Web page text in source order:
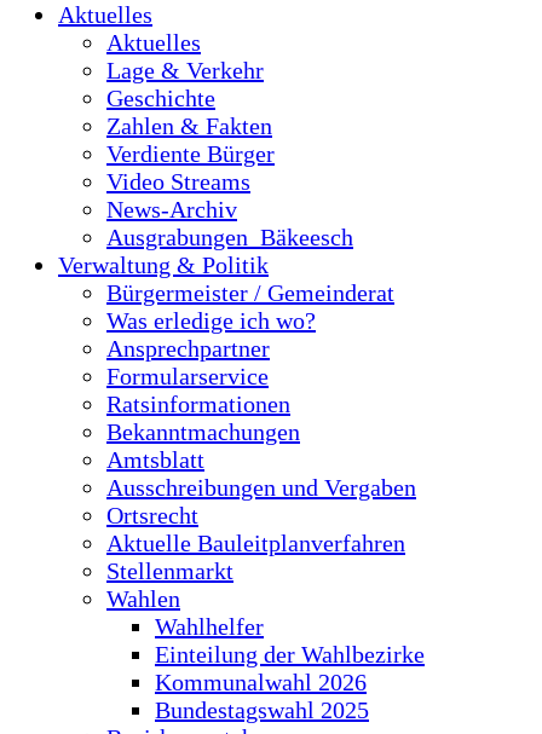
Aktuelles
Aktuelles
Lage & Verkehr
Geschichte
Zahlen & Fakten
Verdiente Bürger
Video Streams
News-Archiv
Ausgrabungen_Bäkeesch
Verwaltung & Politik
Bürgermeister / Gemeinderat
Was erledige ich wo?
Ansprechpartner
Formularservice
Ratsinformationen
Bekanntmachungen
Amtsblatt
Ausschreibungen und Vergaben
Ortsrecht
Aktuelle Bauleitplanverfahren
Stellenmarkt
Wahlen
Wahlhelfer
Einteilung der Wahlbezirke
Kommunalwahl 2026
Bundestagswahl 2025